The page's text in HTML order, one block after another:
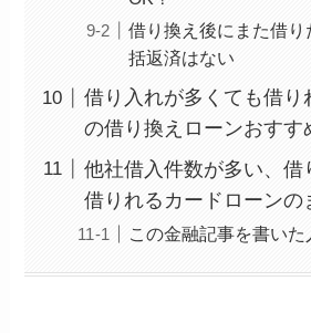
借り換え後にまた借
括返済はない
借り入れが多くても借り
の借り換えローンおすす
他社借入件数が多い、借
借りれるカードローンの
この金融記事を書いた